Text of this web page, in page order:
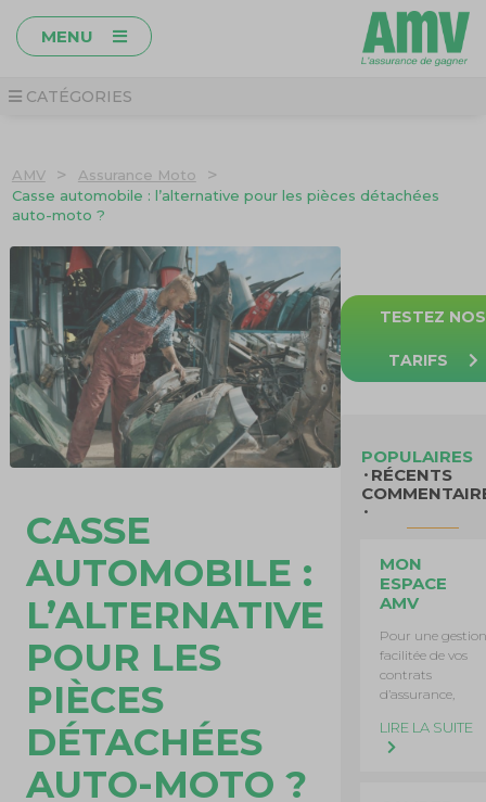
MENU
CATÉGORIES
AMV > Assurance Moto >
Casse automobile : l’alternative pour les pièces détachées
auto-moto ?
CASSE
AUTOMOBILE :
L’ALTERNATIVE
POUR LES
PIÈCES
DÉTACHÉES
AUTO-MOTO ?
TESTEZ NOS
TARIFS
POPULAIRES
RÉCENTS
MON
ESPACE
AMV
Pour une gestion
facilitée de vos
contrats
d’assurance,
LIRE LA SUITE